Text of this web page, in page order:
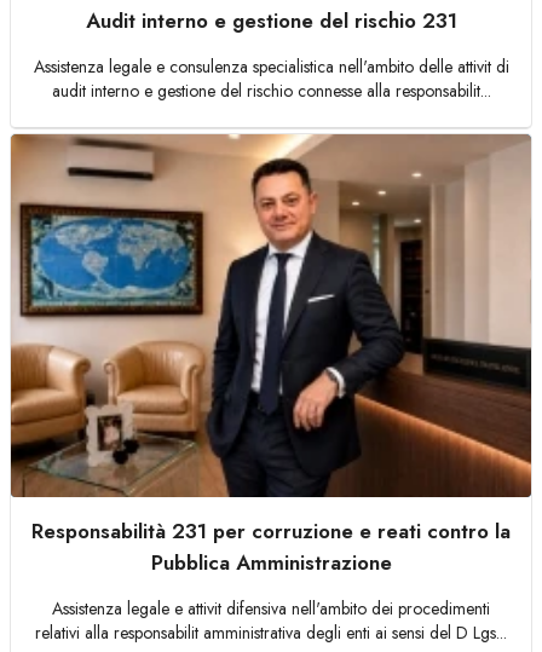
Audit interno e gestione del rischio 231
Assistenza legale e consulenza specialistica nell'ambito delle attivit di
audit interno e gestione del rischio connesse alla responsabilit...
Responsabilità 231 per corruzione e reati contro la
Pubblica Amministrazione
Assistenza legale e attivit difensiva nell'ambito dei procedimenti
relativi alla responsabilit amministrativa degli enti ai sensi del D Lgs...